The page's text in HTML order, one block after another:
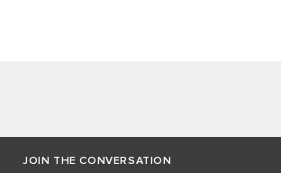
JOIN THE CONVERSATION